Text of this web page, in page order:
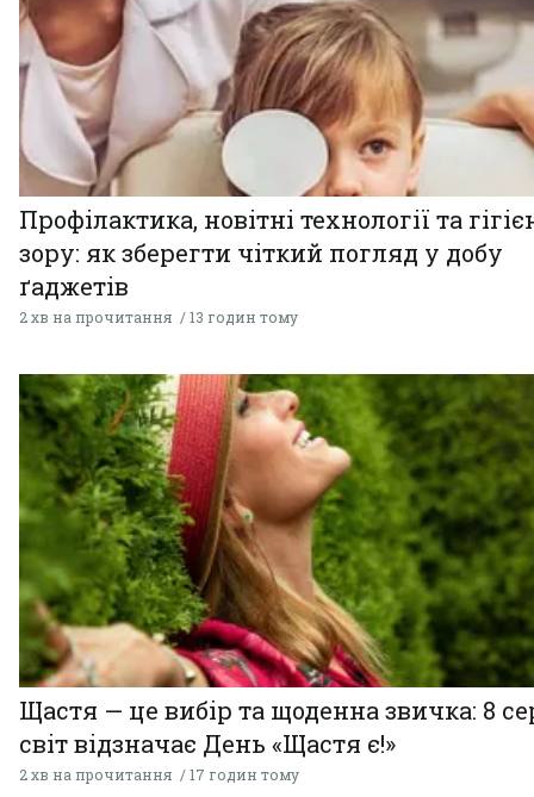
Профілактика, новітні технології та
зору: як зберегти чіткий погляд у добу
ґаджетів
2 хв на прочитання 13 годин тому
Щастя — це вибір та щоденна звичка: 8
світ відзначає День «Щастя є!»
2 хв на прочитання 17 годин тому